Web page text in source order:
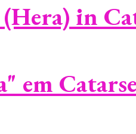
in
em